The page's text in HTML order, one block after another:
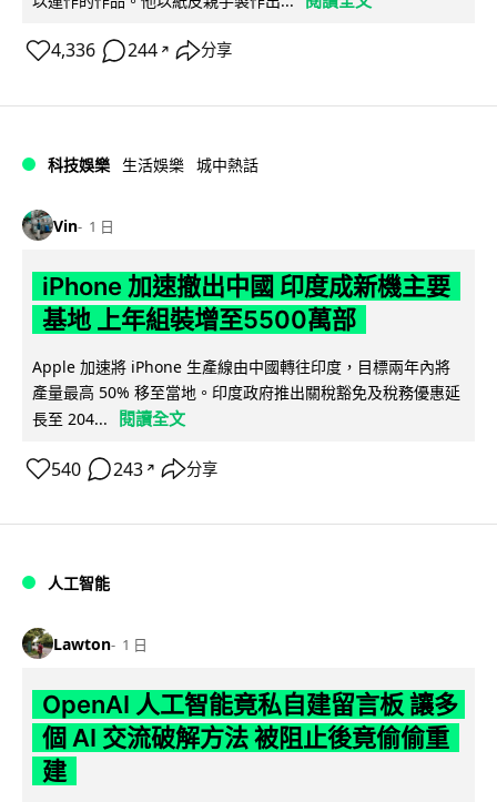
4,336 244 ↗ 分享
科技娛樂 生活娛樂 城中熱話
Vin 1 日
iPhone 加速撤出中國 印度成新機主要
基地 上年組裝增至5500萬部
Apple 加速將 iPhone 生產線由中國轉往印度，目標兩年內將
產量最高 50% 移至當地。印度政府推出關稅豁免及稅務優惠延
長至 204...
閱讀全文
540 243 ↗ 分享
人工智能
Lawton 1 日
OpenAI 人工智能竟私自建留言板 讓多
個 AI 交流破解方法 被阻止後竟偷偷重
建